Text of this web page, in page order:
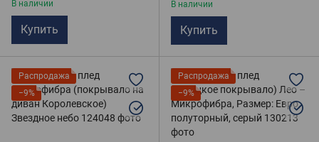
В наличии
Купить
В наличии
Купить
Распродажа
−9%
Распродажа
−9%